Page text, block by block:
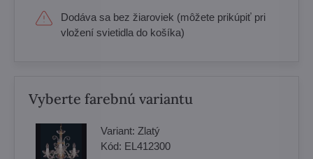
Dodáva sa bez žiaroviek (môžete prikúpiť pri
vložení svietidla do košíka)
Vyberte farebnú variantu
Variant: Zlatý
Kód: EL412300